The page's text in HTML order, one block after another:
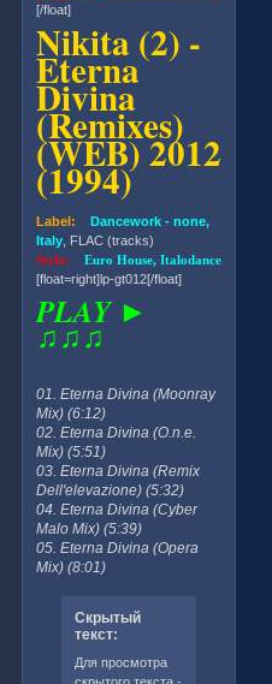
[/float]
Nikita (2) -
Eterna
Divina
(Remixes)
(WEB) 2012
(1994)
Label: Dancework - none,
Italy , FLAC (tracks)
Style:Euro House, Italodance
[float=right]lp-gt012[/float]
PLAY ►
♫♫♫
01. Eterna Divina (Moonray
Mix) (6:12)
02. Eterna Divina (O.n.e.
Mix) (5:51)
03. Eterna Divina (Remix
Dell'elevazione) (5:32)
04. Eterna Divina (Cyber
Malo Mix) (5:39)
05. Eterna Divina (Opera
Mix) (8:01)
Скрытый
текст:
Для просмотра